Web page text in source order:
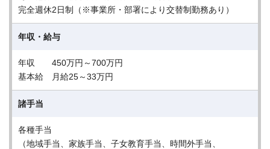
完全週休2日制（※事業所・部署により交替制勤務あり）
年収・給与
年収 450万円～700万円
基本給 月給25～33万円
諸手当
各種手当
（地域手当、家族手当、子女教育手当、時間外手当、